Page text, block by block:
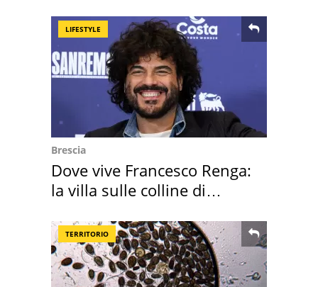
LIFESTYLE
Brescia
Dove vive Francesco Renga:
la villa sulle colline di
TERRITORIO